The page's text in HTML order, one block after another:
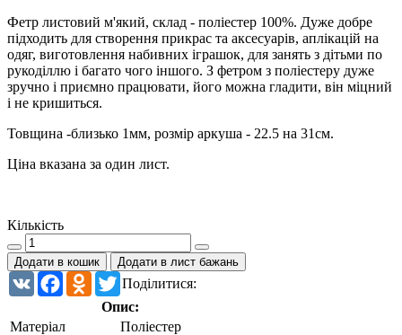
Фетр листовий м'який, склад - поліестер 100%. Дуже добре
підходить для створення прикрас та аксесуарів, аплікацій на
одяг, виготовлення набивних іграшок, для занять з дітьми по
рукоділлю і багато чого іншого. З фетром з поліестеру дуже
зручно і приємно працювати, його можна гладити, він міцний
і не кришиться.
Товщина -близько 1мм, розмір аркуша - 22.5 на 31см.
Ціна вказана за один лист.
Кількість
Додати в кошик Додати в лист бажань
Поділитися:
VK FacebookOdnoklassniki
Twitter
Опис:
Матеріал
Поліестер